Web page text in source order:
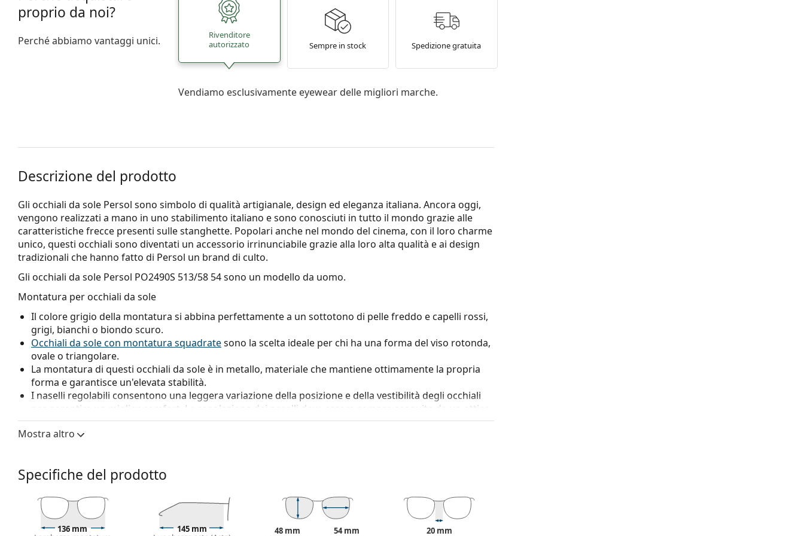
proprio da noi?
Perché abbiamo vantaggi unici.
Rivenditore
autorizzato
Sempre in stock Spedizione gratuita
Vendiamo esclusivamente eyewear delle migliori marche.
Descrizione del prodotto
Gli occhiali da sole Persol sono simbolo di qualità artigianale, design ed eleganza italiana. Ancora oggi,
vengono realizzati a mano in uno stabilimento italiano e sono conosciuti in tutto il mondo grazie alle
caratteristiche frecce presenti sulle stanghette. Popolari anche nel mondo del cinema, con il loro charme
unico, questi occhiali sono diventati un accessorio irrinunciabile grazie alla loro alta qualità e ai design
tradizionali che hanno fatto di Persol un brand di culto.
Gli occhiali da sole Persol PO2490S 513/58 54sono un modello da uomo.
Montatura per occhiali da sole
Il colore grigio della montatura si abbina perfettamente a un sottotono di pelle freddo e capelli rossi,
grigi, bianchi o biondo scuro.
Occhiali da sole con montatura squadratesono la scelta ideale per chi ha una forma del viso rotonda,
ovale o triangolare.
La montatura di questi occhiali da sole è in metallo, materiale che mantiene ottimamente la propria
forma e garantisce un'elevata stabilità.
I naselli regolabili consentono una leggera variazione della posizione e della vestibilità degli occhiali
per garantire un miglior comfort. La regolazione dei naselli deve essere sempre eseguita da un ottico
esperto per evitare di danneggiare la montatura.
Lenti per occhiali da sole
Le lenti sono realizzate in vetro minerale di alta qualità, il cui innegabile vantaggio è la sua eccezionale
resistenza ai graffi. Il vetro minerale si caratterizza per le sue eccellenti proprietà ottiche rispetto ad
altri materiali utilizzati per la produzione di lenti per occhiali da sole.
Grazie all'esclusiva tecnologia delle
lenti polarizzate
, gli occhiali da sole offrono una visione perfetta,
eliminano i riflessi indesiderati e proteggono gli occhi dalle radiazioni ultraviolette. Migliorano la
Mostra altro
Specifiche del prodotto
136 mm 145 mm 48 mm 54 mm 20 mm